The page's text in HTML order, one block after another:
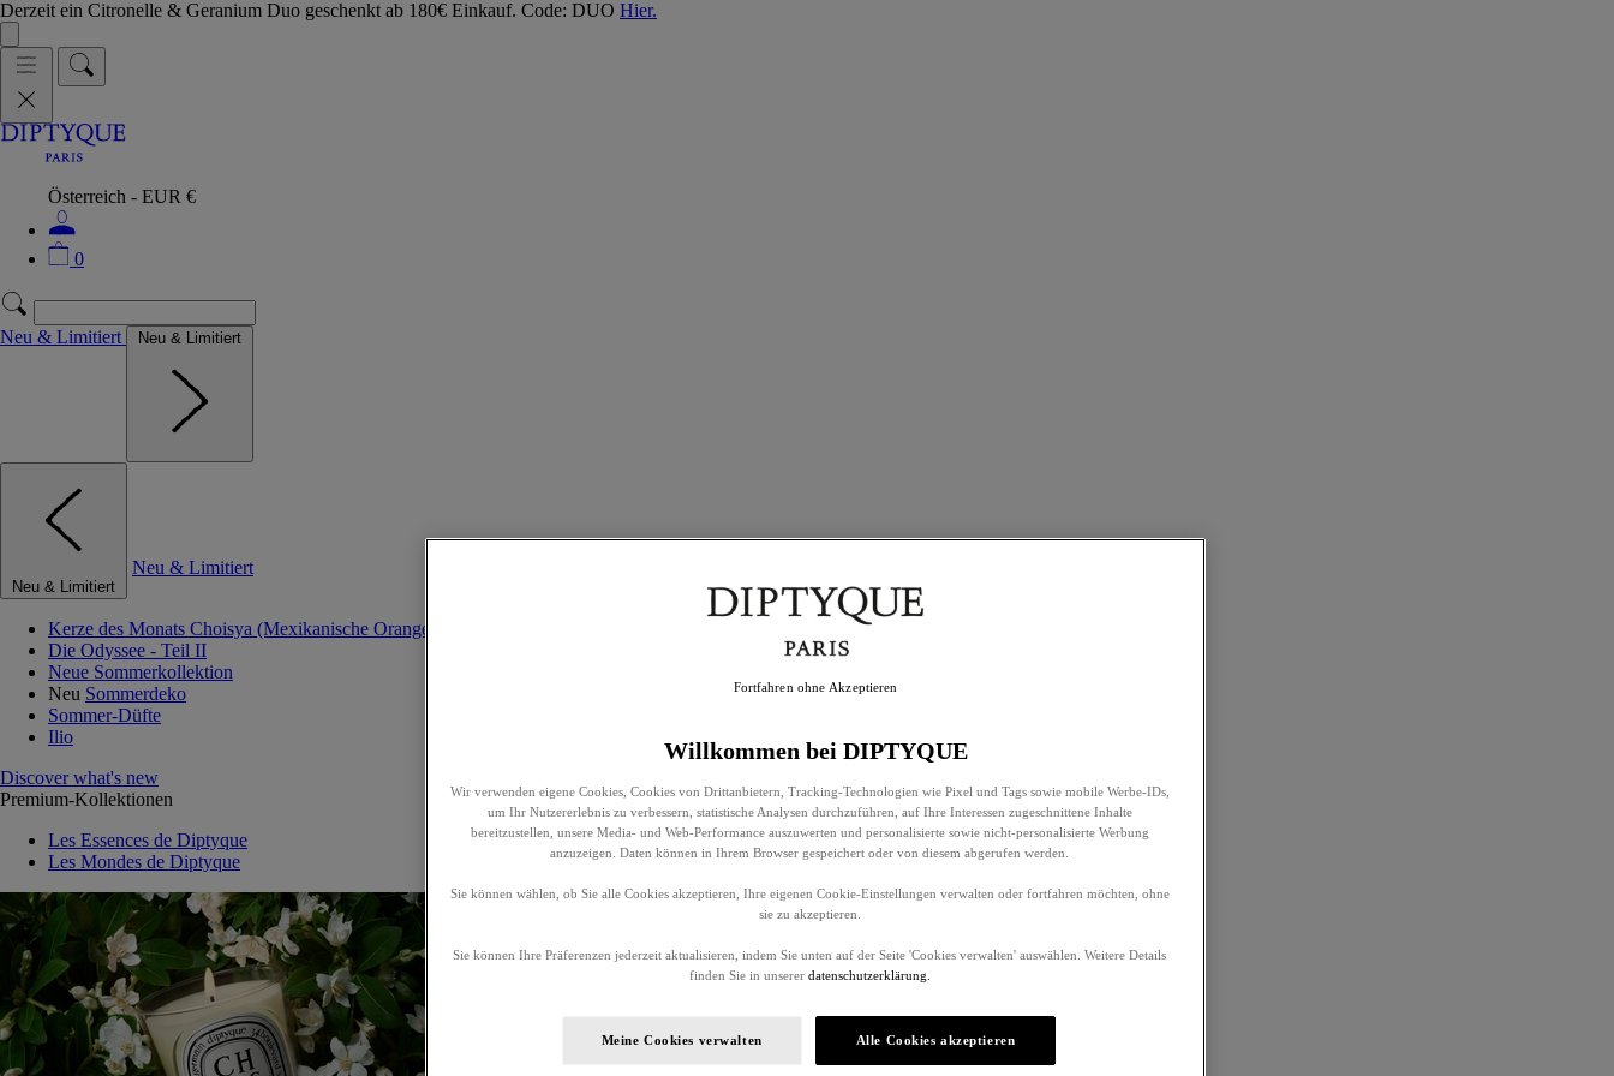
Derzeit ein Citronelle & Geranium Duo geschenkt ab 180€ Einkauf. Code: DUO Hier.
Österreich - EUR €
0
Neu & Limitiert Neu & Limitiert
Neu & Limitiert
Neu & Limitiert
Kerze des Monats Choisya (Mexikanische Orangenblume)
Die Odyssee - Teil II
Neue Sommerkollektion
Neu Sommerdeko
Sommer-Düfte
Ilio
Discover what's new
Premium-Kollektionen
Les Essences de Diptyque
Les Mondes de Diptyque
Willkommen bei DIPTYQUE
Wir verwenden eigene Cookies, Cookies von Drittanbietern, Tracking-Technologien wie Pixel und Tags sowie mobile Werbe-IDs,
um Ihr Nutzererlebnis zu verbessern, statistische Analysen durchzuführen, auf Ihre Interessen zugeschnittene Inhalte
bereitzustellen, unsere Media- und Web-Performance auszuwerten und personalisierte sowie nicht-personalisierte Werbung
anzuzeigen. Daten können in Ihrem Browser gespeichert oder von diesem abgerufen werden.
Sie können wählen, ob Sie alle Cookies akzeptieren, Ihre eigenen Cookie-Einstellungen verwalten oder fortfahren möchten, ohne
sie zu akzeptieren.
Sie können Ihre Präferenzen jederzeit aktualisieren, indem Sie unten auf der Seite 'Cookies verwalten' auswählen. Weitere Details
finden Sie in unserer datenschutzerklärung.
Meine Cookies verwalten Alle Cookies akzeptieren
Fortfahren ohne Akzeptieren